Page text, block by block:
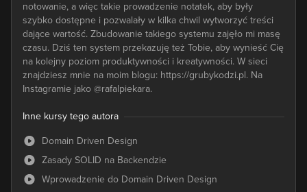
notowanie, a więc takie prowadzenie notatek, aby były
szybko dostępne i pozwalały w kilka chwil wytworzyć treści
dające wartość. Zbudowanie takiego systemu zajęło mi masę
czasu. Dziś ten system przekazuję też Tobie, aby wynieść Cię
na kolejny poziom produktywności i kreatywności. W sieci
znajdziesz mnie na moim blogu: https://grubykodzi.pl. Na
Instagramie jako @rafalpiekara.
Inne kursy tego autora
Domain Driven Design
Zasady SOLID na Backendzie
Wprowadzenie do Domain Driven Design